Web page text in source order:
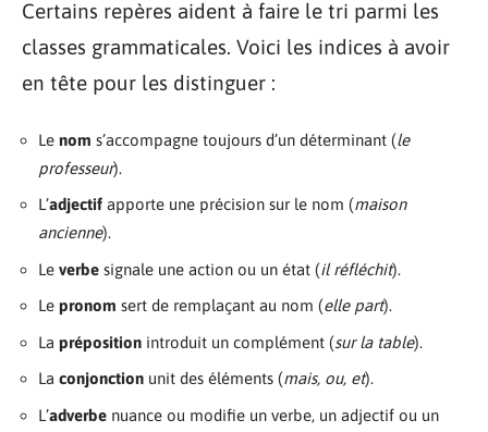
Certains repères aident à faire le tri parmi les
classes grammaticales. Voici les indices à avoir
en tête pour les distinguer :
Le nom s’accompagne toujours d’un déterminant (le
professeur).
L’adjectif apporte une précision sur le nom (maison
ancienne).
Le verbe signale une action ou un état (il réfléchit).
Le pronom sert de remplaçant au nom (elle part).
La préposition introduit un complément (sur la table).
La conjonction unit des éléments (mais, ou, et).
L’adverbe nuance ou modifie un verbe, un adjectif ou un